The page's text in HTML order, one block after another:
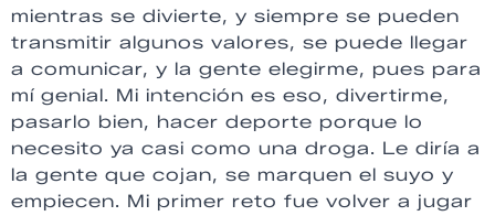
mientras se divierte, y siempre se pueden
transmitir algunos valores, se puede llegar
a comunicar, y la gente elegirme, pues para
mí genial. Mi intención es eso, divertirme,
pasarlo bien, hacer deporte porque lo
necesito ya casi como una droga. Le diría a
la gente que cojan, se marquen el suyo y
empiecen. Mi primer reto fue volver a jugar